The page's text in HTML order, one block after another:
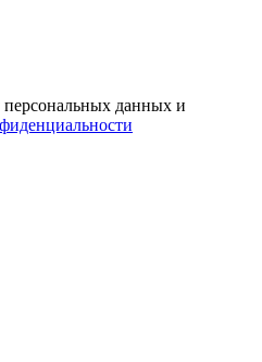
персональных данных и